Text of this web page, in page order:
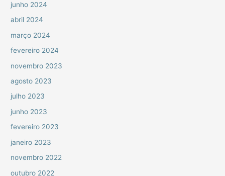
junho 2024
abril 2024
março 2024
fevereiro 2024
novembro 2023
agosto 2023
julho 2023
junho 2023
fevereiro 2023
janeiro 2023
novembro 2022
outubro 2022